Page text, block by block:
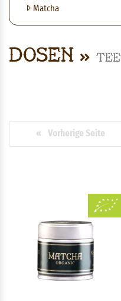
Matcha
Dosen Tee
« Vorherige Seite